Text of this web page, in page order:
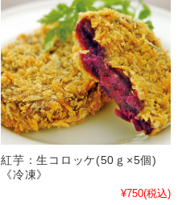
紅芋：生コロッケ(50ｇ×5個)
《冷凍》
¥750(税込)